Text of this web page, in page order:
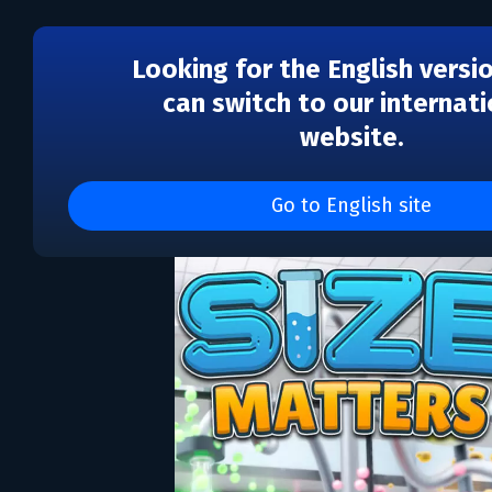
Looking for the English
can switch to our
website.
Go to English site
Size Matters